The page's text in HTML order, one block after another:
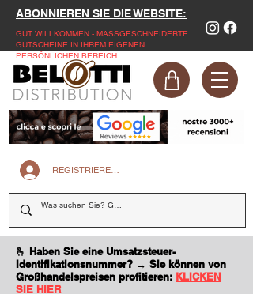
ABONNIEREN SIE DIE WEBSITE:
GUT WILLKOMMEN - MASSGESCHNEIDERTE
GUTSCHEINE IN IHREM EIGENEN
PERSÖNLICHEN BEREICH
REGISTRIEREN SIE SICH AUF DER WEBSITE
🫰 Haben Sie eine Umsatzsteuer-
Identifikationsnummer? → Sie können von
Großhandelspreisen profitieren: KLICKEN
SIE HIER